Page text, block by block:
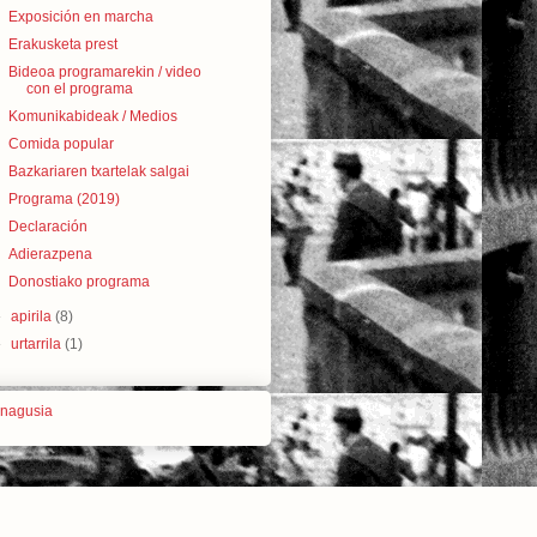
Exposición en marcha
Erakusketa prest
Bideoa programarekin / video
con el programa
Komunikabideak / Medios
Comida popular
Bazkariaren txartelak salgai
Programa (2019)
Declaración
Adierazpena
Donostiako programa
apirila(8)
urtarrila(1)